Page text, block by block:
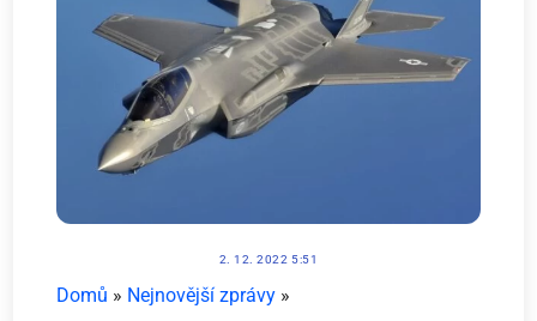
2. 12. 2022 5:51
Domů » Nejnovější zprávy »